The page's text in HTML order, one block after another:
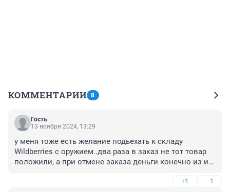
КОММЕНТАРИИ 8
Гость
13 ноября 2024, 13:29
у меня тоже есть желание подьехать к складу
Wildberries с оружием..два раза в заказ не тот товар
положили, а при отмене заказа деньги конечно из их
+1 –1